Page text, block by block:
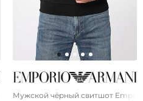
logo-patch
Мужской чёрный свитшот